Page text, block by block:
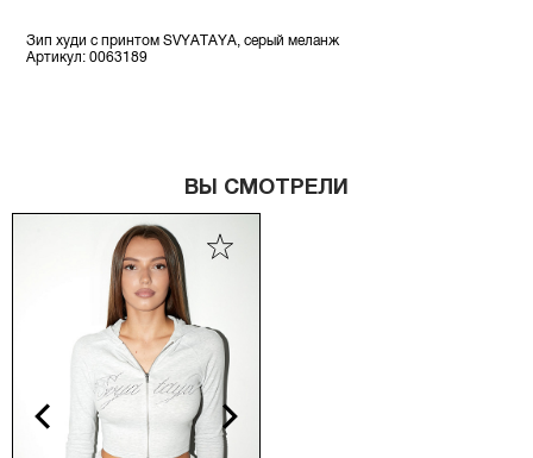
Зип худи с принтом SVYATAYA, серый меланж
Артикул: 0063189
ВЫ СМОТРЕЛИ
Next